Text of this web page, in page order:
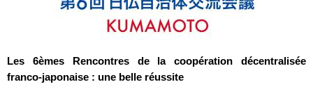
Les 6èmes Rencontres de la coopération décentralisée
franco-japonaise : une belle réussite